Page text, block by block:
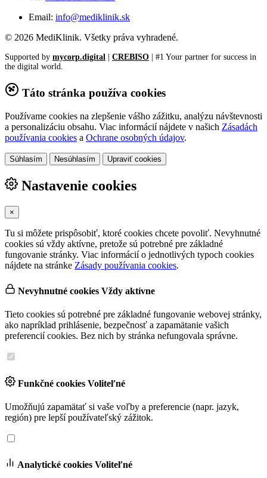
Email: info@mediklinik.sk
© 2026 MediKlinik. Všetky práva vyhradené.
Supported by mycorp.digital | CREBISO | #1 Your partner for success in
the digital world.
Táto stránka používa cookies
Používame cookies na zlepšenie vášho zážitku, analýzu návštevnosti
a personalizáciu obsahu. Viac informácií nájdete v našich Zásadách
používania cookies a Ochrane osobných údajov.
Súhlasím Nesúhlasím Upraviť cookies
Nastavenie cookies
×
Tu si môžete prispôsobiť, ktoré cookies chcete povoliť. Nevyhnutné
cookies sú vždy aktívne, pretože sú potrebné pre základné
fungovanie stránky. Viac informácií o jednotlivých typoch cookies
nájdete na stránke Zásady používania cookies.
Nevyhnutné cookies Vždy aktívne
Tieto cookies sú potrebné pre základné fungovanie webovej stránky,
ako napríklad prihlásenie, bezpečnosť a zapamätanie vašich
preferencií cookies. Bez nich by stránka nefungovala správne.
Funkčné cookies Voliteľné
Umožňujú zapamätať si vaše voľby a preferencie (napr. jazyk,
región) pre lepší používateľský zážitok.
Analytické cookies Voliteľné